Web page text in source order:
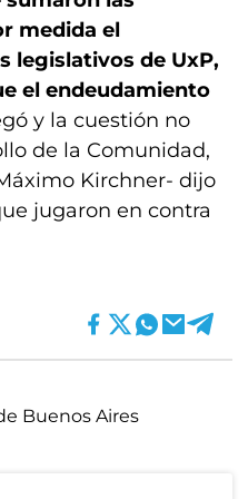
medida el
legislativos de UxP,
el endeudamiento
y la cuestión no
de la Comunidad,
Kirchner- dijo
jugaron en contra
Buenos Aires